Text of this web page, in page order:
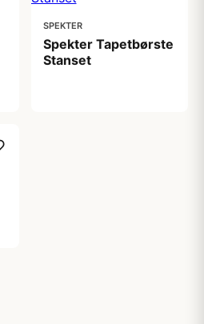
SPEKTER
Spekter Tapetbørste
Stanset